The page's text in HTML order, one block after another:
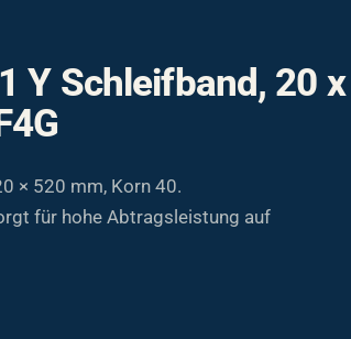
Y Schleifband, 20 x
× 520 mm, Korn 40.
für hohe Abtragsleistung auf